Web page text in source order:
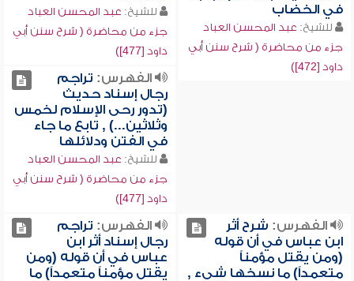
في الخضاب
للشيخ: عبد المحسن العباد
جزء من محاضرة ( شرح سنن أبي
داود [472])
للشيخ: عبد المحسن العباد
جزء من محاضرة ( شرح سنن أبي
داود [477])
الفهرس: تراجم
رجال إسناد حديث
(تدور رحى الإسلام لخمس
وثلاثين...) , تابع ما جاء
في الفتن ودلائلها
للشيخ: عبد المحسن العباد
جزء من محاضرة ( شرح سنن أبي
داود [477])
الفهرس: شرح أثر
ابن عباس في أن قوله
(ومن يقتل مؤمناً
متعمداً) ما نسخها شيء ,
الفهرس: تراجم
رجال إسناد أثر ابن
عباس في أن قوله (ومن
يقتل مؤمناً متعمداً) ما